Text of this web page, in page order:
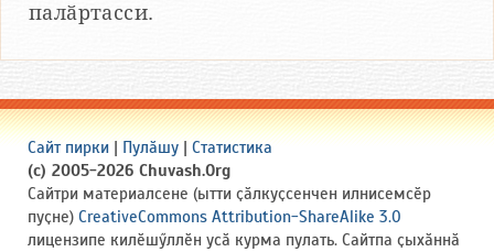
палӑртасси.
Сайт пирки | Пулӑшу | Статистика
(c) 2005-2026 Chuvash.Org
Сайтри материалсене (ытти ҫӑлкуҫсенчен илнисемсӗр
пуҫне) CreativeCommons Attribution-ShareAlike 3.0
лицензипе килӗшӳллӗн усӑ курма пулать. Сайтпа ҫыхӑннӑ